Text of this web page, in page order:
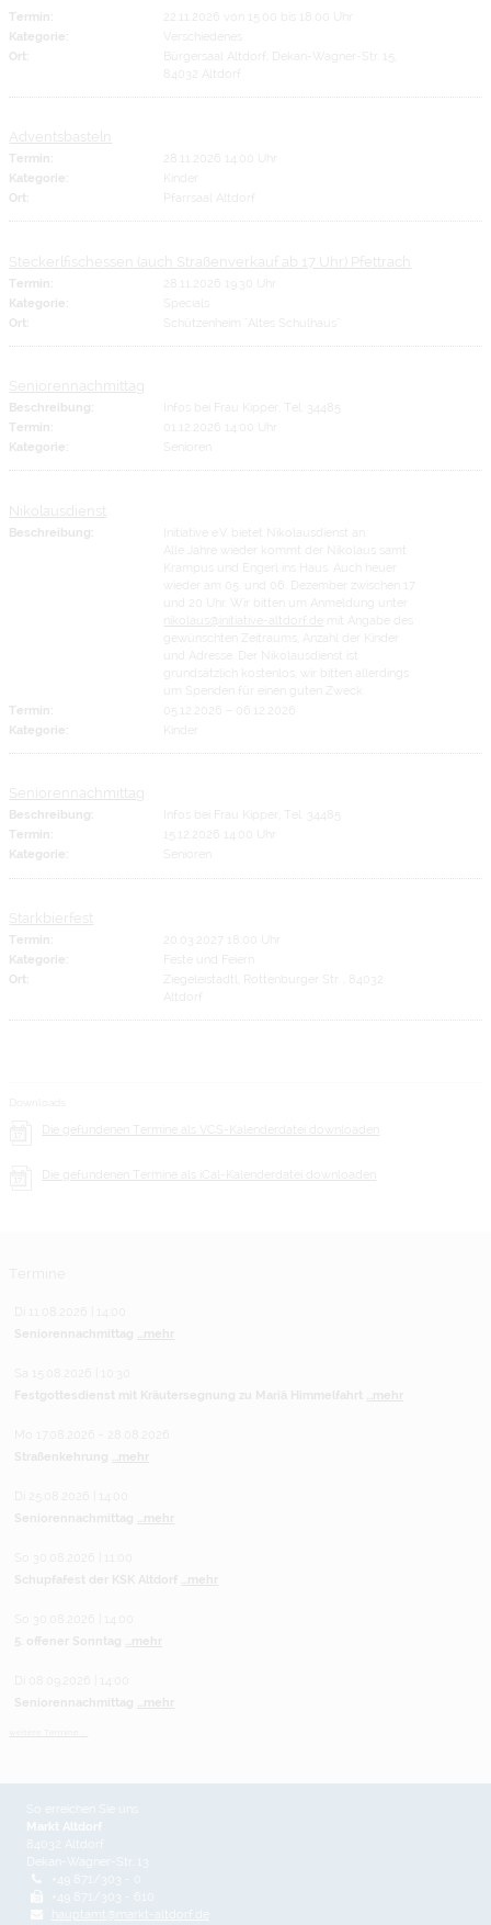
Termin:
bis 18:00 Uhr
Kategorie:
Ort:
Bürgersaal Altdorf, Dekan-Wagner-Str. 15,
84032 Altdorf
Adventsbasteln
Termin:
28.11.2026 14:00 Uhr
Kategorie:
Ort:
Pfarrsaal Altdorf
Steckerlfischessen (auch Straßenverkauf ab 17 Uhr) Pfettrach
Termin:
28.11.2026 19:30 Uhr
Kategorie:
Ort:
Schützenheim "Altes Schulhaus"
Seniorennachmittag
Beschreibung:
Infos bei Frau Kipper, Tel. 34485
Termin:
Kategorie:
Nikolausdienst
Beschreibung:
Initiative e.V. bietet Nikolausdienst an
Alle Jahre wieder kommt der Nikolaus samt
Krampus und Engerl ins Haus. Auch heuer
wieder am 05. und 06. Dezember zwischen 17
und 20 Uhr. Wir bitten um Anmeldung unter
nikolaus@initiative-altdorf.de
mit Angabe des
gewünschten Zeitraums, Anzahl der Kinder
und Adresse. Der Nikolausdienst ist
grundsätzlich kostenlos, wir bitten allerdings
um Spenden für einen guten Zweck.
Termin:
Kategorie:
Seniorennachmittag
Beschreibung:
Infos bei Frau Kipper, Tel. 34485
Termin:
Kategorie:
Starkbierfest
Termin:
20.03.2027 18:00 Uhr
Kategorie:
Feste und Feiern
Ort:
Ziegeleistadtl, Rottenburger Str. , 84032
Altdorf
Die gefundenen Termine als VCS-Kalenderdatei downloaden
Die gefundenen Termine als iCal-Kalenderdatei downloaden